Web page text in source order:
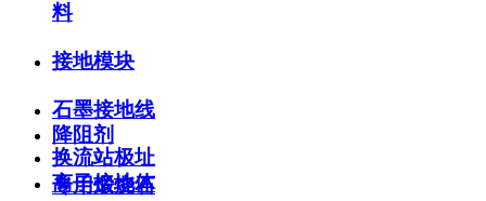
料
接地模块
石墨接地线
换流站极址
专用煅烧石
降阻剂
离子接地体